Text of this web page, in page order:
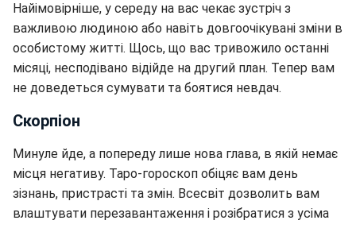
Найімовірніше, у середу на вас чекає зустріч з
важливою людиною або навіть довгоочікувані зміни в
особистому житті. Щось, що вас тривожило останні
місяці, несподівано відійде на другий план. Тепер вам
не доведеться сумувати та боятися невдач.
Скорпіон
Минуле йде, а попереду лише нова глава, в якій немає
місця негативу. Таро-гороскоп обіцяє вам день
зізнань, пристрасті та змін. Всесвіт дозволить вам
влаштувати перезавантаження і розібратися з усіма